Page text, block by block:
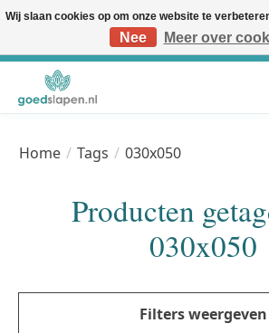
Vóór 12u besteld, volgende werkdag in huis* | Gratis verzending
Home / Tags / 030x050
Producten
030x050
Filters weergeven
Wij slaan cookies op om onze website te
Nee
Meer over